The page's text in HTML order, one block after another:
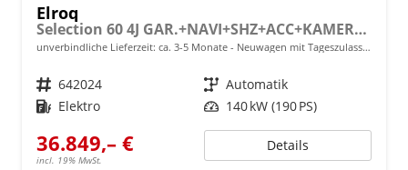
Elroq
Selection 60 4J GAR.+NAVI+SHZ+ACC+KAMERA+19" ALU+SMARTLINK+KLIMA+LED
unverbindliche Lieferzeit: ca. 3-5 Monate Neuwagen mit Tageszulassung
Fahrzeugnr. 642024 Getriebe Automatik
Kraftstoff Elektro Leistung 140 kW (190 PS)
36.849,– €
incl. 19% MwSt.
Details